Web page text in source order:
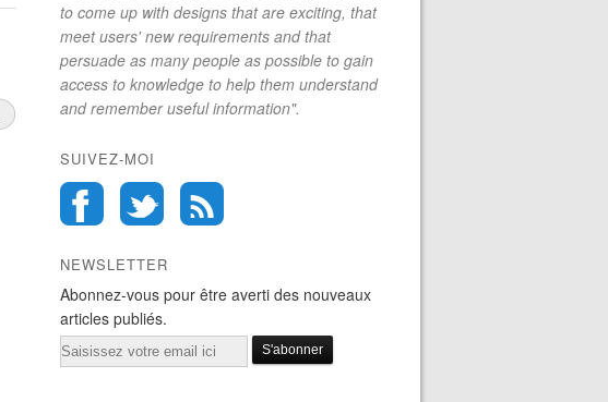
to come up with designs that are exciting, that
meet users' new requirements and that
persuade as many people as possible to gain
access to knowledge to help them understand
and remember useful information".
SUIVEZ-MOI
NEWSLETTER
Abonnez-vous pour être averti des nouveaux
articles publiés.
Email